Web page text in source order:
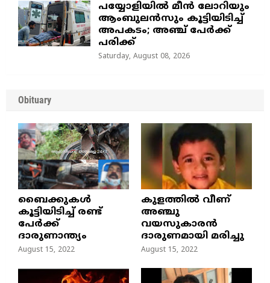
പയ്യോളിയിൽ മീൻ ലോറിയും
ആംബുലൻസും കൂട്ടിയിടിച്ച്
അപകടം; അഞ്ച് പേർക്ക്
പരിക്ക്
Saturday, August 08, 2026
Obituary
ബൈക്കുകൾ
കൂട്ടിയിടിച്ച് രണ്ട്
പേർക്ക്
ദാരുണാന്ത്യം
August 15, 2022
കുളത്തില്‍ വീണ്
അഞ്ചു
വയസുകാരന്‍
ദാരുണമായി മരിച്ചു
August 15, 2022